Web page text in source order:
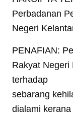
Perbadanan
Negeri
PENAFIAN:
Rakyat Negeri
terhadap
sebarang
dialami